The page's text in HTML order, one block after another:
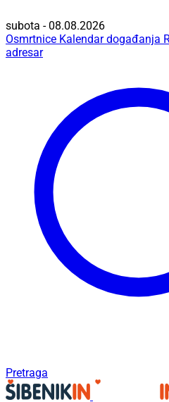
subota - 08.08.2026
Osmrtnice Kalendar događanja
adresar
Pretraga